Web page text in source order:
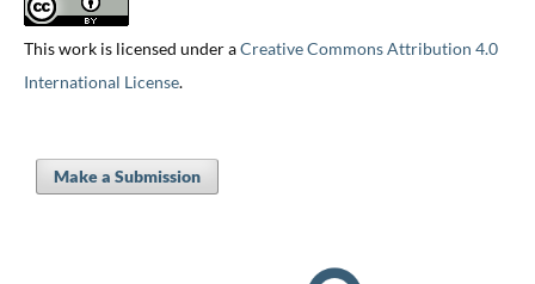
This work is licensed under aCreative Commons Attribution 4.0
International License.
Make a Submission